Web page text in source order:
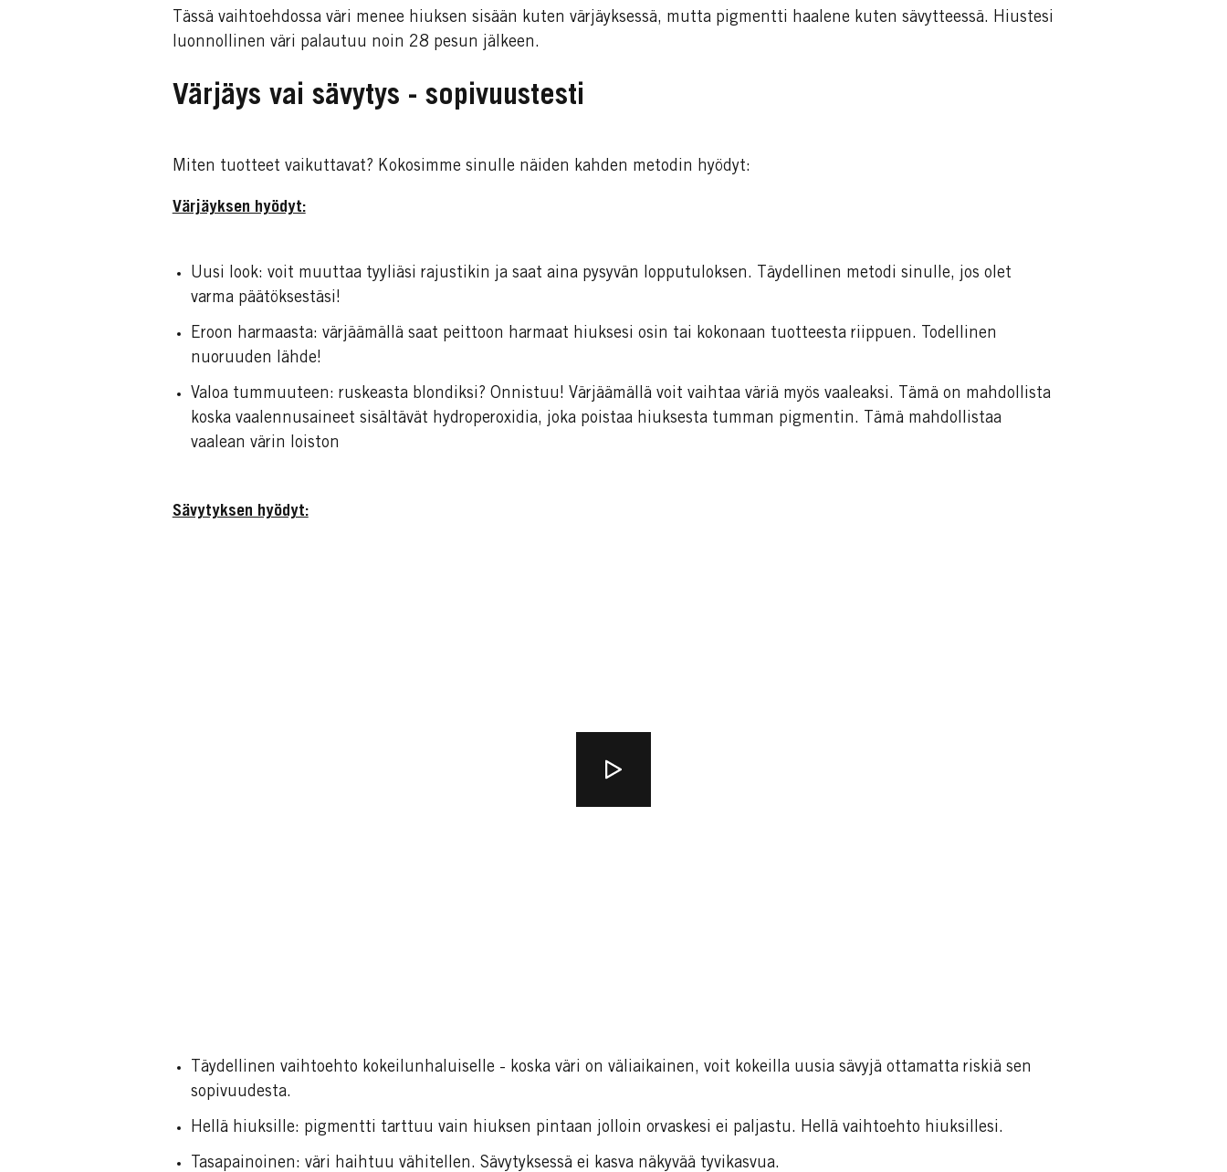
Tässä vaihtoehdossa väri menee hiuksen sisään kuten värjäyksessä, mutta pigmentti haalene kuten sävytteessä. Hiustesi
luonnollinen väri palautuu noin 28 pesun jälkeen.
Värjäys vai sävytys - sopivuustesti
Miten tuotteet vaikuttavat? Kokosimme sinulle näiden kahden metodin hyödyt:
Värjäyksen hyödyt:
Uusi look: voit muuttaa tyyliäsi rajustikin ja saat aina pysyvän lopputuloksen. Täydellinen metodi sinulle, jos olet
varma päätöksestäsi!
Eroon harmaasta: värjäämällä saat peittoon harmaat hiuksesi osin tai kokonaan tuotteesta riippuen. Todellinen
nuoruuden lähde!
Valoa tummuuteen: ruskeasta blondiksi? Onnistuu! Värjäämällä voit vaihtaa väriä myös vaaleaksi. Tämä on mahdollista
koska vaalennusaineet sisältävät hydroperoxidia, joka poistaa hiuksesta tumman pigmentin. Tämä mahdollistaa
vaalean värin loiston
Sävytyksen hyödyt:
Täydellinen vaihtoehto kokeilunhaluiselle - koska väri on väliaikainen, voit kokeilla uusia sävyjä ottamatta riskiä sen
sopivuudesta.
Hellä hiuksille: pigmentti tarttuu vain hiuksen pintaan jolloin orvaskesi ei paljastu. Hellä vaihtoehto hiuksillesi.
Tasapainoinen: väri haihtuu vähitellen. Sävytyksessä ei kasva näkyvää tyvikasvua.